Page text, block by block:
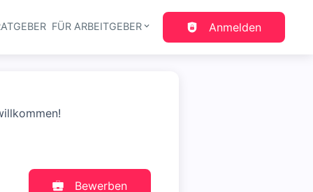
FÜR ARBEITGEBER Anmelden
Bewerben